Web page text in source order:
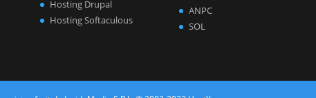
Hosting Drupal
Hosting Softaculous
ANPC
SOL